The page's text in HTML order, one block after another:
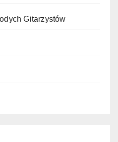
Gitarzystów